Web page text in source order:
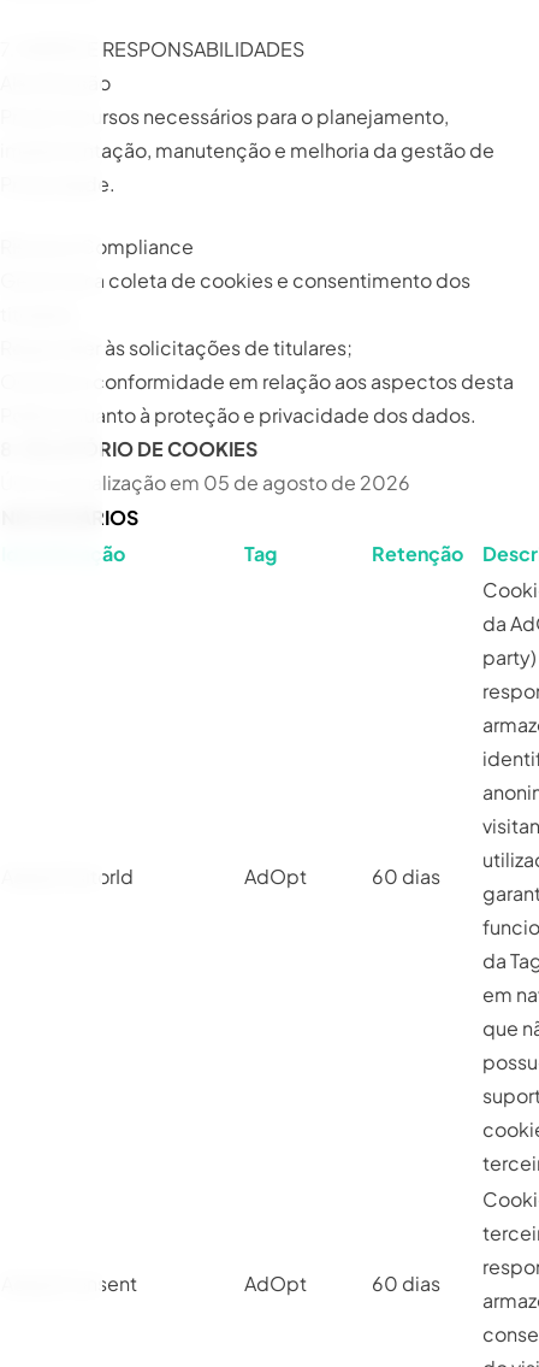
7. PAPÉIS E RESPONSABILIDADES
Alta Direção
Prover recursos necessários para o planejamento,
implementação, manutenção e melhoria da gestão de
Privacidade.
Riscos e Compliance
Gerenciar a coleta de cookies e consentimento dos
Responder às solicitações de titulares;
Orientar a conformidade em relação aos aspectos desta
Política quanto à proteção e privacidade dos dados.
8. RELATÓRIO DE COOKIES
Última atualização em 05 de agosto de 2026
NECESSÁRIOS
Identificação
Tag Retenção
AdoptVisitorId AdOpt 60 dias
da
party)
da
em
que
AdoptConsent AdOpt 60 dias